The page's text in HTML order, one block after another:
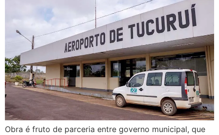
Obra é fruto de parceria entre governo municipal, que